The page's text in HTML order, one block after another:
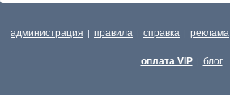
администрация | правила | справка | реклама
оплата VIP | блог